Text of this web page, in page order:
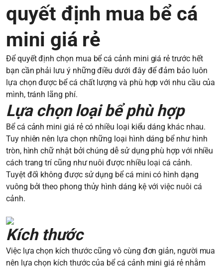
quyết định mua bể cá
mini giá rẻ
Để quyết định chọn mua bể cá cảnh mini giá rẻ trước hết
bạn cần phải lưu ý những điều dưới đây để đảm bảo luôn
lựa chọn được bể cá chất lượng và phù hợp với nhu cầu của
mình, tránh lãng phí.
Lựa chọn loại bể phù hợp
Bể cá cảnh mini giá rẻ có nhiều loại kiểu dáng khác nhau.
Tuy nhiên nên lựa chọn những loại hình dáng bể như hình
tròn, hình chữ nhật bởi chúng dễ sử dụng phù hợp với nhiều
cách trang trí cũng như nuôi được nhiều loại cá cảnh.
Tuyệt đối không được sử dụng bể cá mini có hình dạng
vuông bởi theo phong thủy hình dáng kệ với việc nuôi cá
cảnh.
Kích thước
Việc lựa chọn kích thước cũng vô cùng đơn giản, người mua
nên lựa chọn kích thước của bể cá cảnh mini giá rẻ nhằm